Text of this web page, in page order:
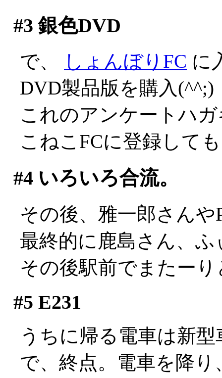
#3 銀色DVD
で、 しょんぼりFC に
DVD製品版を購入(^^;)
これのアンケートハ
こねこFCに登録して
#4いろいろ合流。
その後、雅一郎さん
最終的に鹿島さん、
その後駅前でまたー
#5 E231
うちに帰る電車は新
で、終点。電車を降